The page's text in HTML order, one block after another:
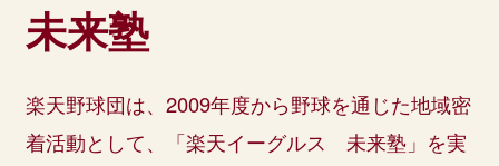
ACTIVITY
新1年生へのキャッププレゼント
未来塾
楽天野球団は、2009年度から野球を通じた地域密
着活動として、「楽天イーグルス 未来塾」を実